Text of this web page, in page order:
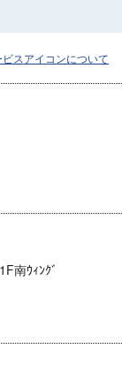
スアイコンについて
南ｳｨﾝｸﾞ